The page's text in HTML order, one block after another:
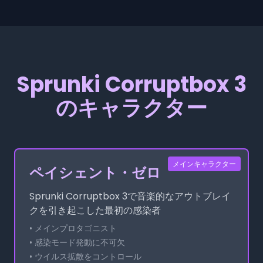
Sprunki Corruptbox 3
のキャラクター
メインキャラクター
ペイシェント・ゼロ
Sprunki Corruptbox 3で音楽的なアウトブレイ
クを引き起こした最初の感染者
• メインプロタゴニスト
• 感染モード発動に不可欠
• ウイルス拡散をコントロール